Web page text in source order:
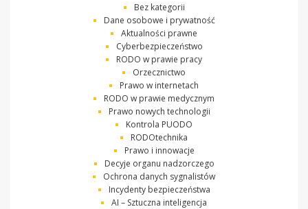
Bez kategorii
Dane osobowe i prywatność
Aktualności prawne
Cyberbezpieczeństwo
RODO w prawie pracy
Orzecznictwo
Prawo w internetach
RODO w prawie medycznym
Prawo nowych technologii
Kontrola PUODO
RODOtechnika
Prawo i innowacje
Decyje organu nadzorczego
Ochrona danych sygnalistów
Incydenty bezpieczeństwa
AI – Sztuczna inteligencja